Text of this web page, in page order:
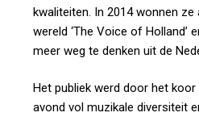
kwaliteiten. In 2014 wonnen
wereld ‘The Voice of Holland’
meer weg te denken uit de
Het publiek werd door het
avond vol muzikale diversiteit